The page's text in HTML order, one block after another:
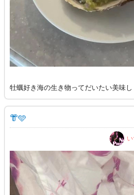
牡蠣好き海の生き物ってだいたい美味
👘🩵